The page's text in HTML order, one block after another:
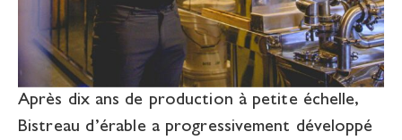
Après dix ans de production à petite échelle,
Bistreau d’érable a progressivement développé